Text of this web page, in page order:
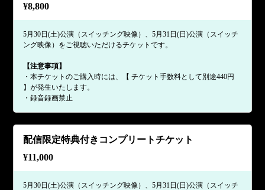
¥8,800
5月30日(土)公演（スイッチング映像）、5月31日(日)公演（スイッチ
ング映像）をご視聴いただけるチケットです。
【注意事項】
・本チケットのご購入時には、【 チケット手数料として別途440円
】が発生いたします。
・録音録画禁止
配信限定特典付きコンプリートチケット
¥11,000
5月30日(土)公演（スイッチング映像）、5月31日(日)公演（スイッチ